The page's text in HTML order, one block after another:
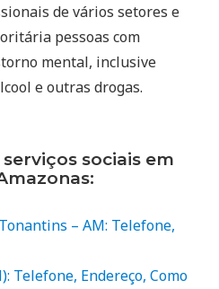
de vários setores e
pessoas com
mental, inclusive
e outras drogas.
sociais em
– AM: Telefone,
Telefone, Endereço, Como